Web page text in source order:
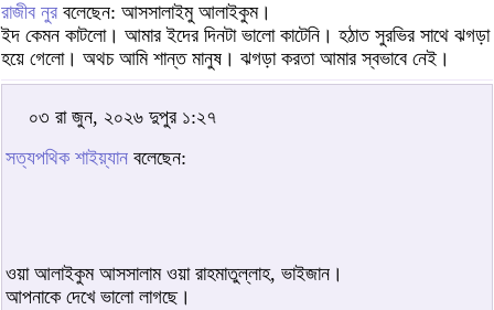
রাজীব নুর বলেছেন: আসসালাইমু আলাইকুম।
ইদ কেমন কাটলো। আমার ইদের দিনটা ভালো কাটেনি। হঠাত সুরভির সাথে ঝগড়া
হয়ে গেলো। অথচ আমি শান্ত মানুষ। ঝগড়া করতা আমার স্বভাবে নেই।
০৩ রা জুন, ২০২৬ দুপুর ১:২৭
সত্যপথিক শাইয়্যান বলেছেন:
ওয়া আলাইকুম আসসালাম ওয়া রাহমাতুল্লাহ, ভাইজান।
আপনাকে দেখে ভালো লাগছে।